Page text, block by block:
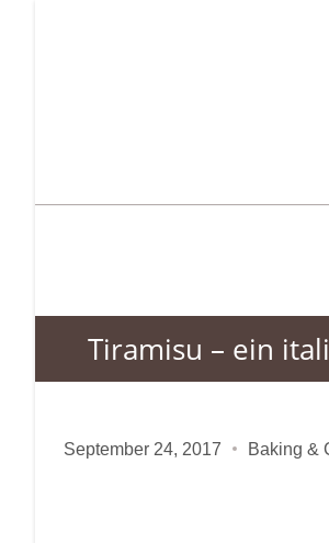
Tiramisu – ein
September 24, 2017 Baking &